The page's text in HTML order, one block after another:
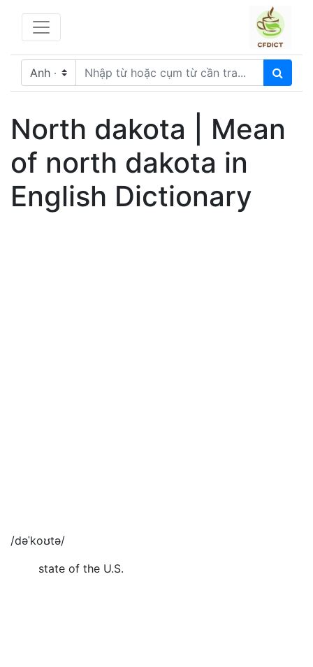
North dakota | Mean
of north dakota in
English Dictionary
/dəˈkoʊtə/
state of the U.S.